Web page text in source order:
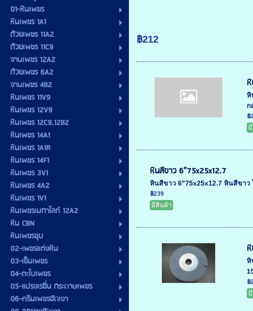
01-หินเพชร
หินเพชร 1A1
ถ้วยเพชร 11A2
ถ้วยเพชร 11C9
จานเพชร 12A2
ถ้วยเพชร 6A2
จานเพชร 4B2
หินเพชร 11V9
หินเพชร 12V9
หินเพชร 12C9,12B2
หินเพชร 14A1
หินเพชร 1A1R
หินเพชร 14F1
หินเพชร 3V1
หินเพชร 4A2
หินเพชร 1V1
หินเพชรเมกาไลท์ 12A2
หิน CBN
หินเพชรชุบ
02-เพชรแต่งหิน
03-เข็มเพชร
04-ตะไบเพชร
05-แปรงเรซิ่น กระดาษเพชร
06-ครีมเพชรขัดเงา
฿212
หิ
ก
฿
หินสีขาว 6"75x25x12.7
หินสีขาว 6"75x25x12.7 หินสีขาว
฿239
มีสินค้า
หิ
฿